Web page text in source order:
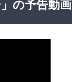
の予告動画